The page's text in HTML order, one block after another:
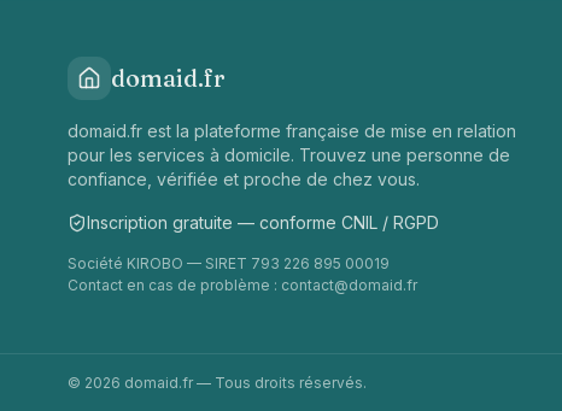
domaid.fr
domaid.fr est la plateforme française de mise en relation
pour les services à domicile. Trouvez une personne de
confiance, vérifiée et proche de chez vous.
Inscription gratuite — conforme CNIL / RGPD
Société KIROBO — SIRET 793 226 895 00019
Contact en cas de problème : contact@domaid.fr
© 2026 domaid.fr — Tous droits réservés.